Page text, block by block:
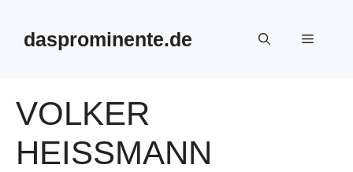
contentdasprominente.de Menu
VOLKER
HEISSMANN H